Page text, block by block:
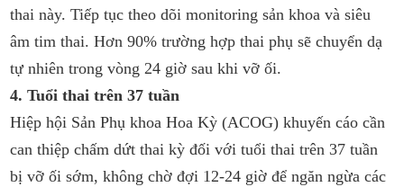
thai này. Tiếp tục theo dõi monitoring sản khoa và siêu
âm tim thai. Hơn 90% trường hợp thai phụ sẽ chuyển dạ
tự nhiên trong vòng 24 giờ sau khi vỡ ối.
4. Tuổi thai trên 37 tuần
Hiệp hội Sản Phụ khoa Hoa Kỳ (ACOG) khuyến cáo cần
can thiệp chấm dứt thai kỳ đối với tuổi thai trên 37 tuần
bị vỡ ối sớm, không chờ đợi 12-24 giờ để ngăn ngừa các